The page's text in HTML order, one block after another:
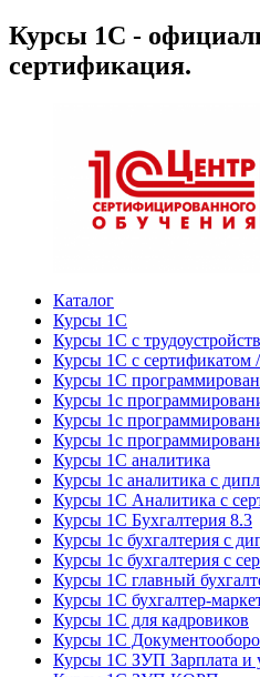
Курсы 1С -
сертификация.
Каталог
Курсы 1С
Курсы 1С с
Курсы 1С с сертификатом
Курсы 1С
Курсы 1с
Курсы 1с
Курсы 1с
Курсы 1С аналитика
Курсы 1с аналитика с
Курсы 1С Аналитика с
Курсы 1С Бухгалтерия 8.3
Курсы 1с бухгалтерия с
Курсы 1с бухгалтерия с
Курсы 1С главный
Курсы 1С бухгалтер-
Курсы 1С для кадровиков
Курсы 1С
Курсы 1С ЗУП Зарплата и